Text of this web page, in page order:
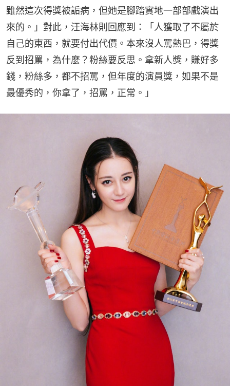
雖然這次得獎被詬病，但她是腳踏實地一部部戲演出
來的。」對此，汪海林則回應到：「人獲取了不屬於
自己的東西，就要付出代價。本來沒人罵熱巴，得獎
反到招罵，為什麼？粉絲要反思。拿新人獎，賺好多
錢，粉絲多，都不招罵，但年度的演員獎，如果不是
最優秀的，你拿了，招罵，正常。」